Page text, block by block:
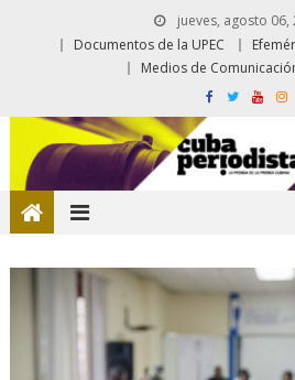
jueves, agosto 06,
Documentos de la UPEC
Medios de